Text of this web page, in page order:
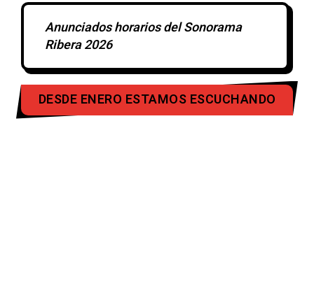
Anunciados horarios del Sonorama
Ribera 2026
DESDE ENERO ESTAMOS ESCUCHANDO